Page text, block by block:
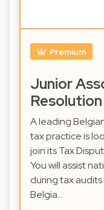
Premium
Junior
A leading
tax practice is
join its Tax
You will assist
during tax
Belgia…